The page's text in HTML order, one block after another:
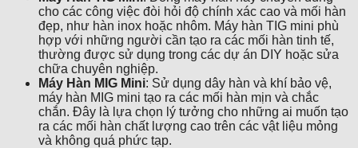
cho các công việc đòi hỏi độ chính xác cao và mối hàn
đẹp, như hàn inox hoặc nhôm. Máy hàn TIG mini phù
hợp với những người cần tạo ra các mối hàn tinh tế,
thường được sử dụng trong các dự án DIY hoặc sửa
chữa chuyên nghiệp.
Máy Hàn MIG Mini: Sử dụng dây hàn và khí bảo vệ,
máy hàn MIG mini tạo ra các mối hàn mịn và chắc
chắn. Đây là lựa chọn lý tưởng cho những ai muốn tạo
ra các mối hàn chất lượng cao trên các vật liệu mỏng
và không quá phức tạp.